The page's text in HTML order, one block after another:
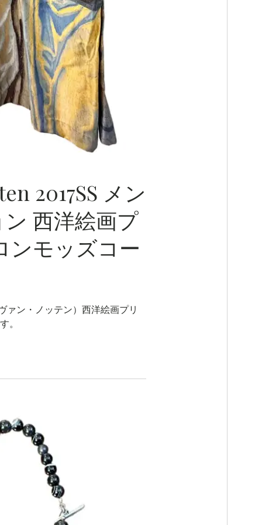
2017SS メン
西洋絵画プ
ンモッズコー
ン・ノッテン）西洋絵画プリ
。